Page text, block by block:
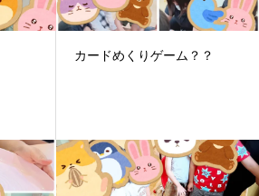
カードめくりゲーム？？